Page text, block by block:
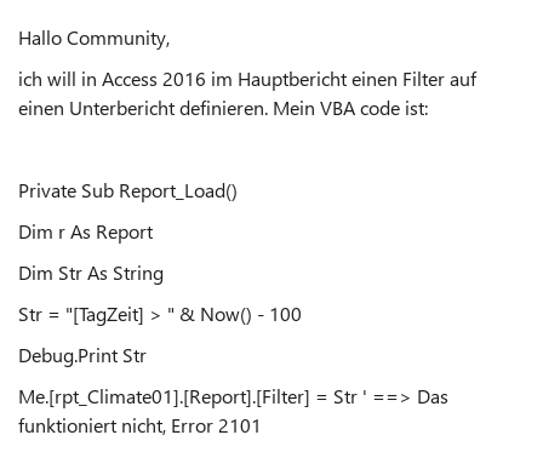
Hallo Community,
ich will in Access 2016 im Hauptbericht einen Filter auf
einen Unterbericht definieren. Mein VBA code ist:
Private Sub Report_Load()
Dim r As Report
Dim Str As String
Str = "[TagZeit] > " & Now() - 100
Debug.Print Str
Me.[rpt_Climate01].[Report].[Filter] = Str ' ==> Das
funktioniert nicht, Error 2101